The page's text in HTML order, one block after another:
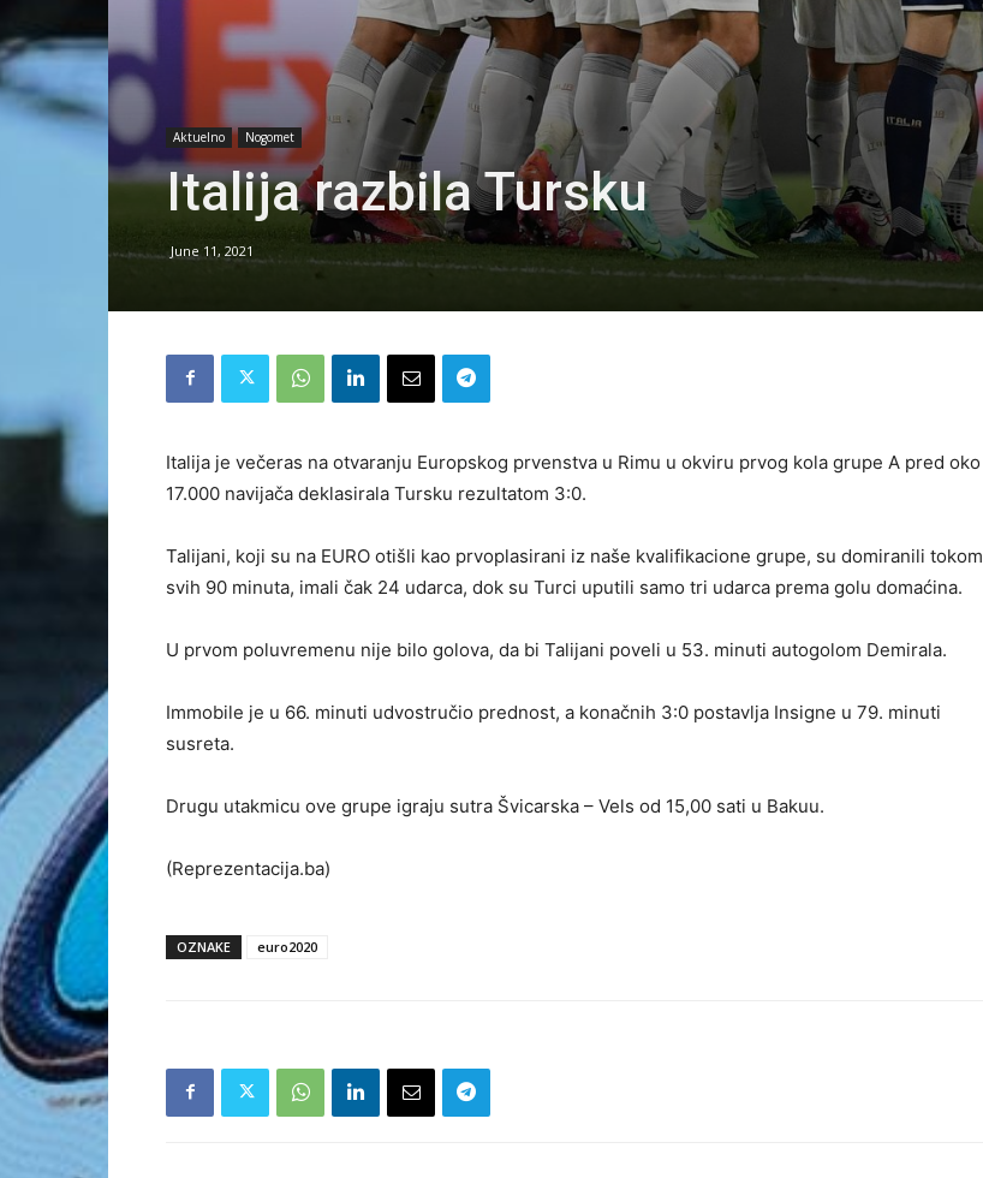
Aktuelno Nogomet
Italija razbila Tursku
June 11, 2021
Italija je večeras na otvaranju Europskog prvenstva u Rimu u okviru prvog kola grupe A pred oko
17.000 navijača deklasirala Tursku rezultatom 3:0.
Talijani, koji su na EURO otišli kao prvoplasirani iz naše kvalifikacione grupe, su domiranili tokom
svih 90 minuta, imali čak 24 udarca, dok su Turci uputili samo tri udarca prema golu domaćina.
U prvom poluvremenu nije bilo golova, da bi Talijani poveli u 53. minuti autogolom Demirala.
Immobile je u 66. minuti udvostručio prednost, a konačnih 3:0 postavlja Insigne u 79. minuti
susreta.
Drugu utakmicu ove grupe igraju sutra Švicarska – Vels od 15,00 sati u Bakuu.
(Reprezentacija.ba)
OZNAKE euro2020